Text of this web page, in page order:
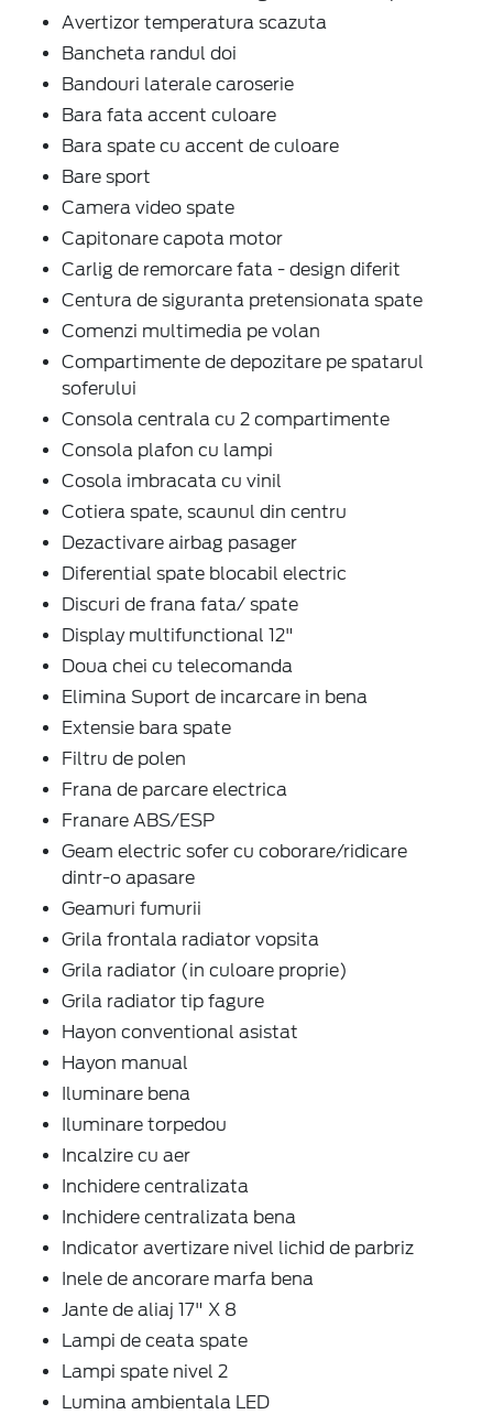
Avertizor temperatura scazuta
Bancheta randul doi
Bandouri laterale caroserie
Bara fata accent culoare
Bara spate cu accent de culoare
Bare sport
Camera video spate
Capitonare capota motor
Carlig de remorcare fata - design diferit
Centura de siguranta pretensionata spate
Comenzi multimedia pe volan
Compartimente de depozitare pe spatarul
soferului
Consola centrala cu 2 compartimente
Consola plafon cu lampi
Cosola imbracata cu vinil
Cotiera spate, scaunul din centru
Dezactivare airbag pasager
Diferential spate blocabil electric
Discuri de frana fata/ spate
Display multifunctional 12"
Doua chei cu telecomanda
Elimina Suport de incarcare in bena
Extensie bara spate
Filtru de polen
Frana de parcare electrica
Franare ABS/ESP
Geam electric sofer cu coborare/ridicare
dintr-o apasare
Geamuri fumurii
Grila frontala radiator vopsita
Grila radiator (in culoare proprie)
Grila radiator tip fagure
Hayon conventional asistat
Hayon manual
Iluminare bena
Iluminare torpedou
Incalzire cu aer
Inchidere centralizata
Inchidere centralizata bena
Indicator avertizare nivel lichid de parbriz
Inele de ancorare marfa bena
Jante de aliaj 17" X 8
Lampi de ceata spate
Lampi spate nivel 2
Lumina ambientala LED